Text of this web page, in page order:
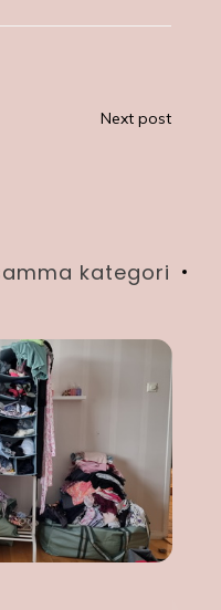
Next post
kategori